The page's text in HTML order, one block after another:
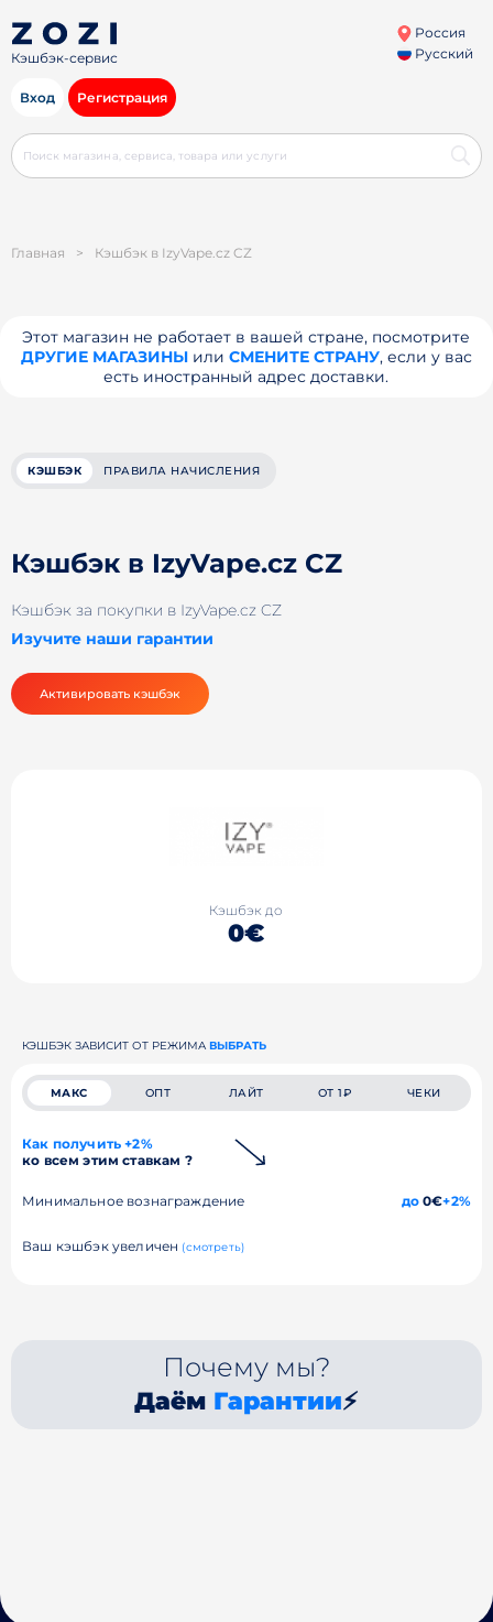
Кэшбэк-сервис
Россия
Русский
Вход Регистрация
Главная > Кэшбэк в IzyVape.cz CZ
Этот магазин не работает в вашей стране, посмотрите
ДРУГИЕ МАГАЗИНЫили СМЕНИТЕ СТРАНУ, если у вас
есть иностранный адрес доставки.
КЭШБЭК ПРАВИЛА НАЧИСЛЕНИЯ
Кэшбэк в IzyVape.cz CZ
Кэшбэк за покупки в IzyVape.cz CZ
Изучите наши гарантии
Активировать кэшбэк
Кэшбэк до
0€
КЭШБЭК ЗАВИСИТ ОТ РЕЖИМА ВЫБРАТЬ
МАКС ОПТ ЛАЙТ ОТ 1₽ ЧЕКИ
Как получить +2%
ко всем этим ставкам ?
Минимальное вознаграждение до0€+2%
Ваш кэшбэк увеличен (смотреть)
Почему мы?
Даём Гарантии⚡